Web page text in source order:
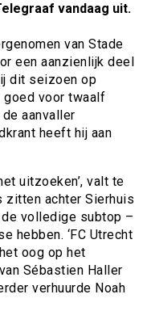
vandaag uit.
van Stade
een aanzienlijk deel
dit seizoen op
voor twaalf
aanvaller
heeft hij aan
uitzoeken’, valt te
zitten achter Sierhuis
volledige subtop –
hebben. ‘FC Utrecht
oog op het
Sébastien Haller
verhuurde Noah